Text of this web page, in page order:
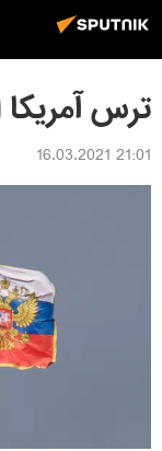
ترس آمریکا
21:01 16.03.2021